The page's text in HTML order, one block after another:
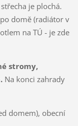
je plochá.
domě (radiátor v
na TÚ - je zde
stromy,
Na konci zahrady
domem), obecní